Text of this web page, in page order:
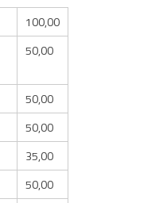
100,00
50,00
50,00
50,00
35,00
50,00